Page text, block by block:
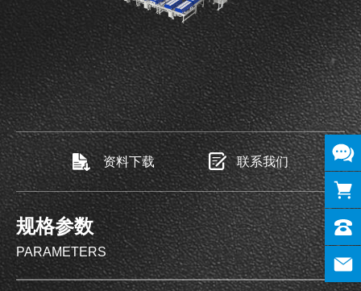
资料下载 联系我们
规格参数
PARAMETERS